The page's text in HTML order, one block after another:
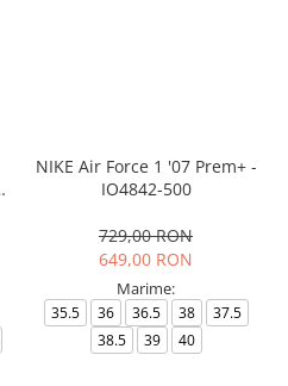
NIKE Air Force 1 '07 Prem+ -
IO4842-500
729,00 RON
649,00 RON
Marime:
35.5 36 36.5 38
37.5
38.5
39 40